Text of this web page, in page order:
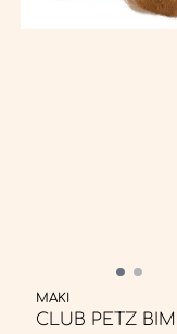
MAKI
CLUB PETZ BIM